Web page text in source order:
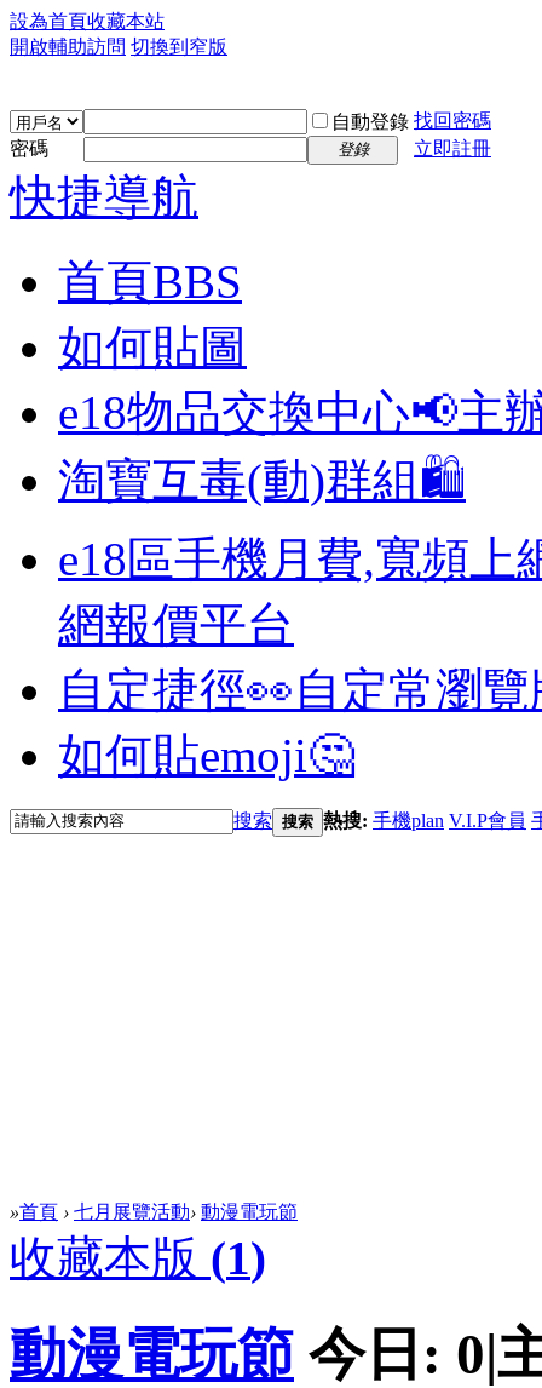
設為首頁收藏本站
開啟輔助訪問 切換到窄版
自動登錄 找回密碼
密碼
登錄 立即註冊
快捷導航
首頁BBS
如何貼圖
e18物品交換中心📢主
淘寶互毒(動)群組🛍️
e18區手機月費,寬頻上
網報價平台
自定捷徑👀自定常瀏
如何貼emoji🤔
搜索 搜索 熱搜: 手機plan V.I.P會員
»首頁 › 七月展覽活動› 動漫電玩節
收藏本版 (1)
動漫電玩節 今日: 0|